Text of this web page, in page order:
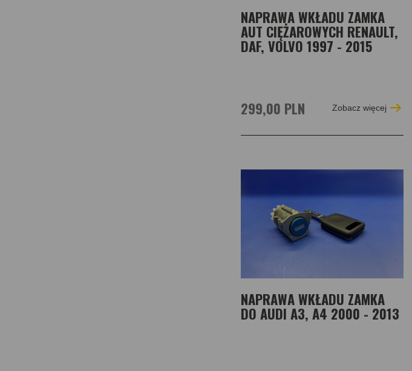
NAPRAWA WKŁADU ZAMKA
AUT CIĘŻAROWYCH RENAULT,
DAF, VOLVO 1997 - 2015
299,00 PLN Zobacz więcej
NAPRAWA WKŁADU ZAMKA
DO AUDI A3, A4 2000 - 2013